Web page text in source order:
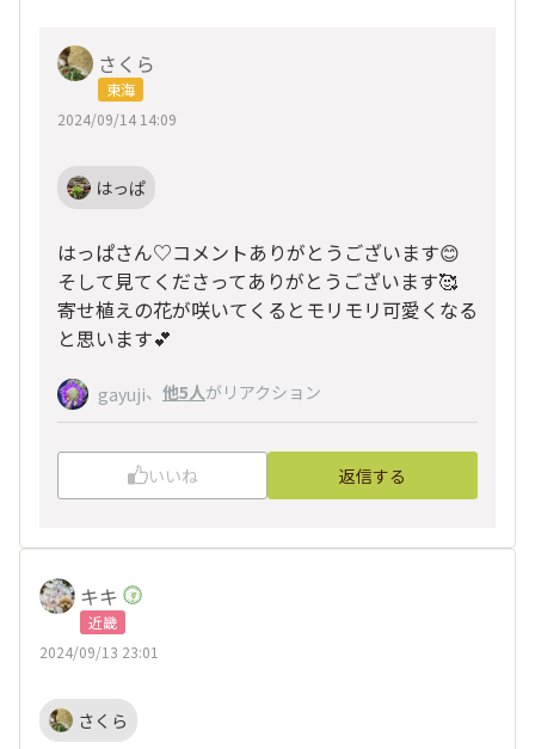
さくら
東海
2024/09/14 14:09
はっぱ
はっぱさん♡コメントありがとうございます😊
そして見てくださってありがとうございます🥰
寄せ植えの花が咲いてくるとモリモリ可愛くなる
と思います💕
gayuji、 他5人がリアクション
いいね 返信する
キキ
近畿
2024/09/13 23:01
さくら